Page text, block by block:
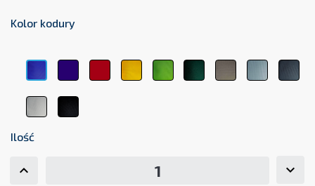
Kolor kodury
82
Granatowy
18
Czerwony
04
Żółty
23
Limonka
48
Butelkowa
Zieleń
Beżowy
44
70
17
Biały
01
11
Ilość